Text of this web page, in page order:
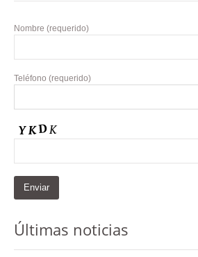
Nombre (requerido)
Teléfono (requerido)
Últimas noticias